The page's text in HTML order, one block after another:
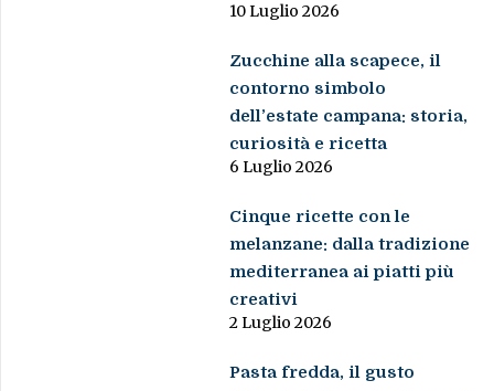
10 Luglio 2026
Zucchine alla scapece, il
contorno simbolo
dell’estate campana: storia,
curiosità e ricetta
6 Luglio 2026
Cinque ricette con le
melanzane: dalla tradizione
mediterranea ai piatti più
creativi
2 Luglio 2026
Pasta fredda, il gusto